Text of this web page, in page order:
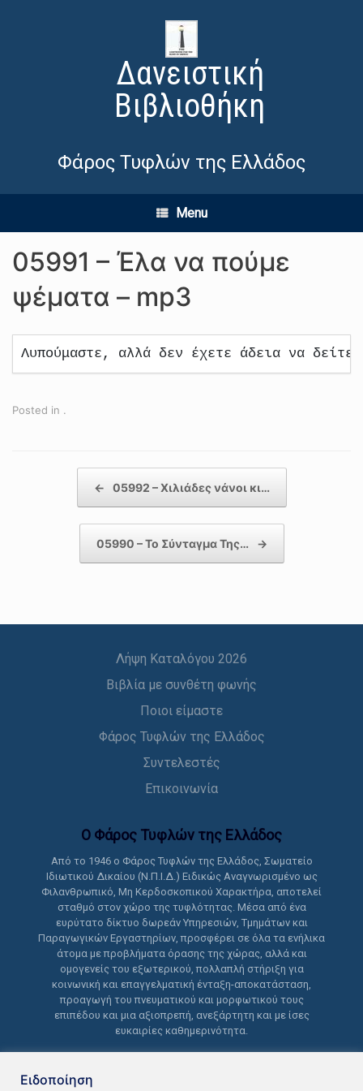
Δανειστική
Βιβλιοθήκη
Φάρος Τυφλών της Ελλάδος
Menu
05991 – Έλα να πούμε
ψέματα – mp3
Λυπούμαστε, αλλά δεν έχετε άδεια να δείτε
Posted in .
← 05992 – Χιλιάδες νάνοι κι…
05990 – Το Σύνταγμα Της… →
Λήψη Καταλόγου 2026
Βιβλία με συνθέτη φωνής
Ποιοι είμαστε
Φάρος Τυφλών της Ελλάδος
Συντελεστές
Επικοινωνία
Ο Φάρος Τυφλών της Ελλάδoς
Από το 1946 ο Φάρος Τυφλών της Ελλάδος, Σωματείο
Ιδιωτικού Δικαίου (Ν.Π.Ι.Δ.) Ειδικώς Αναγνωρισμένο ως
Φιλανθρωπικό, Μη Κερδοσκοπικού Χαρακτήρα, αποτελεί
σταθμό στον χώρο της τυφλότητας. Μέσα από ένα
ευρύτατο δίκτυο δωρεάν Υπηρεσιών, Τμημάτων και
Παραγωγικών Εργαστηρίων, προσφέρει σε όλα τα ενήλικα
άτομα με προβλήματα όρασης της χώρας, αλλά και
ομογενείς του εξωτερικού, πολλαπλή στήριξη για
κοινωνική και επαγγελματική ένταξη-αποκατάσταση,
προαγωγή του πνευματικού και μορφωτικού τους
επιπέδου και μια αξιοπρεπή, ανεξάρτητη και με ίσες
ευκαιρίες καθημερινότητα.
Ειδοποίηση